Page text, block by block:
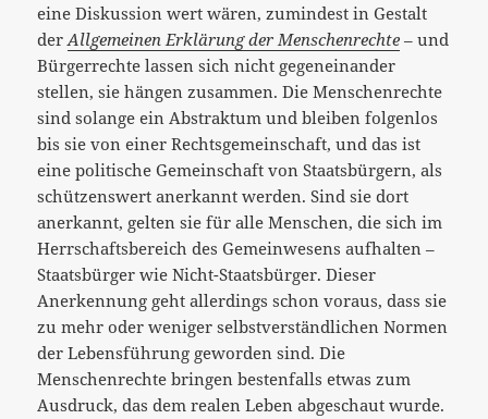
eine Diskussion wert wären, zumindest in Gestalt
derAllgemeinen Erklärung der Menschenrechte – und
Bürgerrechte lassen sich nicht gegeneinander
stellen, sie hängen zusammen. Die Menschenrechte
sind solange ein Abstraktum und bleiben folgenlos
bis sie von einer Rechtsgemeinschaft, und das ist
eine politische Gemeinschaft von Staatsbürgern, als
schützenswert anerkannt werden. Sind sie dort
anerkannt, gelten sie für alle Menschen, die sich im
Herrschaftsbereich des Gemeinwesens aufhalten –
Staatsbürger wie Nicht-Staatsbürger. Dieser
Anerkennung geht allerdings schon voraus, dass sie
zu mehr oder weniger selbstverständlichen Normen
der Lebensführung geworden sind. Die
Menschenrechte bringen bestenfalls etwas zum
Ausdruck, das dem realen Leben abgeschaut wurde.